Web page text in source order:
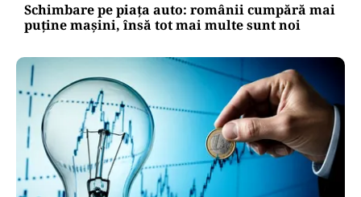
Schimbare pe piața auto: românii cumpără mai
puține mașini, însă tot mai multe sunt noi